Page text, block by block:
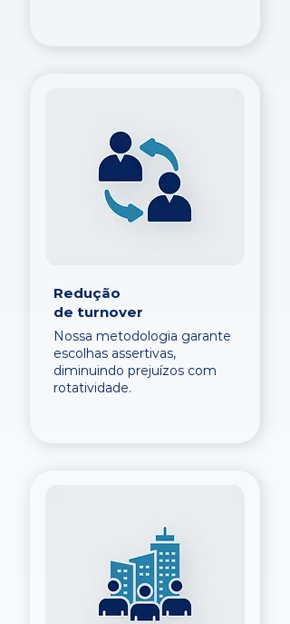
Redução
de turnover
Nossa metodologia garante
escolhas assertivas,
diminuindo prejuízos com
rotatividade.